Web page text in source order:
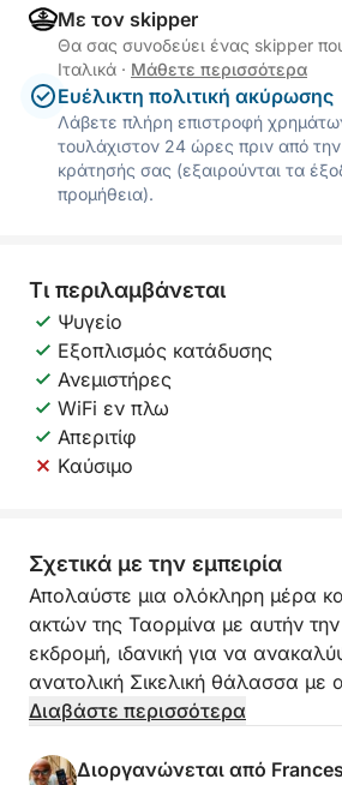
Με τον skipper
Θα σας συνοδεύει ένας skipper που
Ιταλικά · Μάθετε περισσότερα
Ευέλικτη πολιτική ακύρωσης
Λάβετε πλήρη επιστροφή
τουλάχιστον 24 ώρες πριν από
κράτησής σας (εξαιρούνται τα
προμήθεια).
Τι περιλαμβάνεται
Ψυγείο
Εξοπλισμός κατάδυσης
Ανεμιστήρες
WiFi εν πλω
Απεριτίφ
Καύσιμο
Σχετικά με την εμπειρία
Απολαύστε μια ολόκληρη μέρα
ακτών της Ταορμίνα με αυτήν
εκδρομή, ιδανική για να
ανατολική Σικελική θάλασσα με
χαλάρωση.
Θα πλεύσετε μέσα από μερικές
Διαβάστε περισσότερα
Διοργανώνεται από